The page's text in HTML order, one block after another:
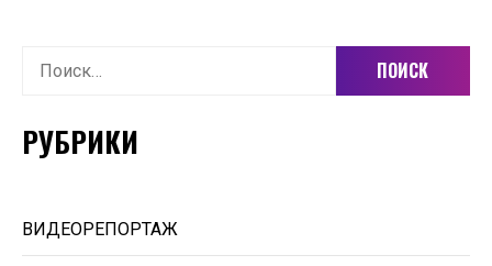
Найти:
РУБРИКИ
ВИДЕОРЕПОРТАЖ